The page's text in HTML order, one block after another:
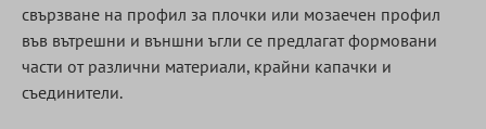
свързване на профил за плочки или мозаечен профил
във вътрешни и външни ъгли се предлагат формовани
части от различни материали, крайни капачки и
съединители.